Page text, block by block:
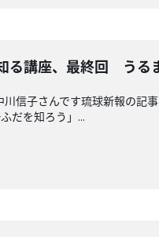
る講座、最終回 うる
信子さんです琉球新報の記
だを知ろう」...